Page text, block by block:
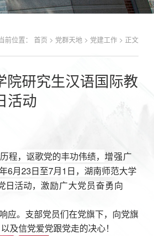
前位置： 首页 > 党群天地 > 党建工作 > 正文
研究生汉语国际教
活动
程，讴歌党的丰功伟绩，
增强广
6月23日至7月 1日 ，湖南师范大学
活动， 激励广大党员奋勇向
应。支部党员们在党旗下，向党旗
及信党爱党跟党走的决心！